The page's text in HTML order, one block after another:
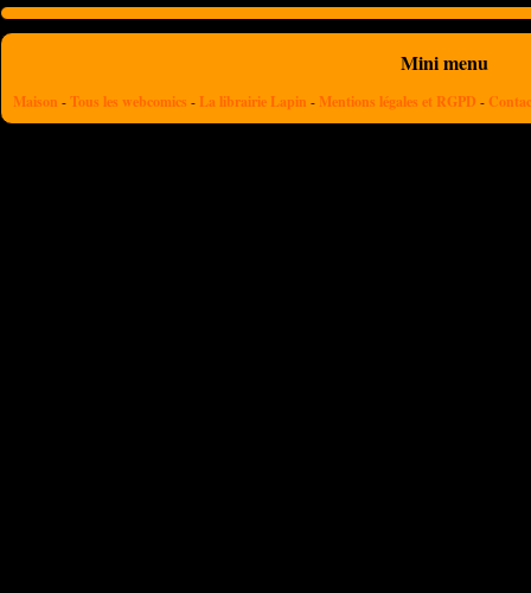
Mini menu
Maison -Tous les webcomics - La librairie Lapin - Mentions légales et RGPD -